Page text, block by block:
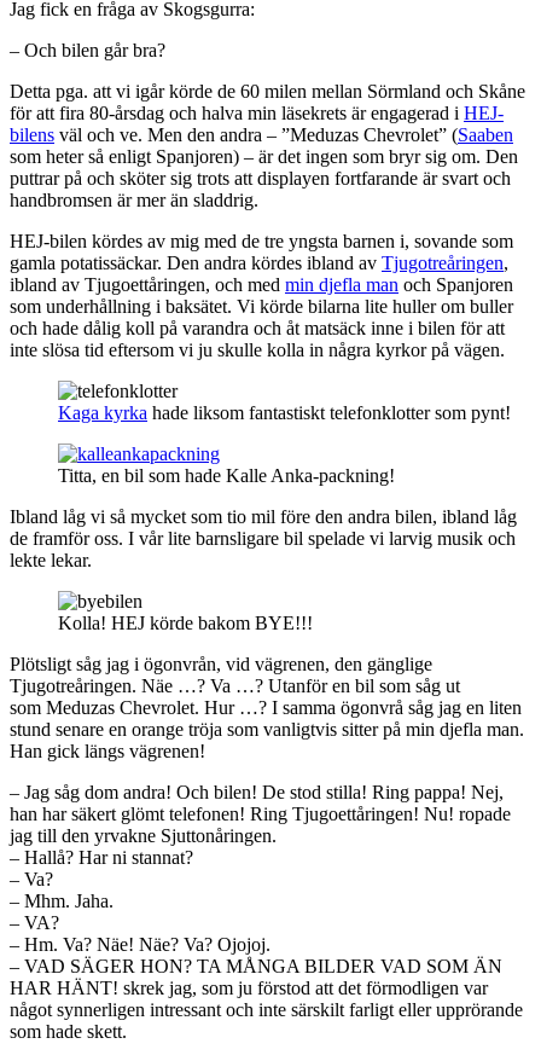
Jag fick en fråga av Skogsgurra:
– Och bilen går bra?
Detta pga. att vi igår körde de 60 milen mellan Sörmland och Skåne
för att fira 80-årsdag och halva min läsekrets är engagerad i HEJ-
bilens väl och ve. Men den andra – ”Meduzas Chevrolet” (Saaben
som heter så enligt Spanjoren) – är det ingen som bryr sig om. Den
puttrar på och sköter sig trots att displayen fortfarande är svart och
handbromsen är mer än sladdrig.
HEJ-bilen kördes av mig med de tre yngsta barnen i, sovande som
gamla potatissäckar. Den andra kördes ibland av Tjugotreåringen,
ibland av Tjugoettåringen, och med min djefla man och Spanjoren
som underhållning i baksätet. Vi körde bilarna lite huller om buller
och hade dålig koll på varandra och åt matsäck inne i bilen för att
inte slösa tid eftersom vi ju skulle kolla in några kyrkor på vägen.
Kaga kyrka hade liksom fantastiskt telefonklotter som pynt!
Titta, en bil som hade Kalle Anka-packning!
Ibland låg vi så mycket som tio mil före den andra bilen, ibland låg
de framför oss. I vår lite barnsligare bil spelade vi larvig musik och
lekte lekar.
Kolla! HEJ körde bakom BYE!!!
Plötsligt såg jag i ögonvrån, vid vägrenen, den gänglige
Tjugotreåringen. Näe …? Va …? Utanför en bil som såg ut
som Meduzas Chevrolet. Hur …? I samma ögonvrå såg jag en liten
stund senare en orange tröja som vanligtvis sitter på min djefla man.
Han gick längs vägrenen!
– Jag såg dom andra! Och bilen! De stod stilla! Ring pappa! Nej,
han har säkert glömt telefonen! Ring Tjugoettåringen! Nu! ropade
jag till den yrvakne Sjuttonåringen.
– Hallå? Har ni stannat?
– Va?
– Mhm. Jaha.
– VA?
– Hm. Va? Näe! Näe? Va? Ojojoj.
– VAD SÄGER HON? TA MÅNGA BILDER VAD SOM ÄN
HAR HÄNT! skrek jag, som ju förstod att det förmodligen var
något synnerligen intressant och inte särskilt farligt eller upprörande
som hade skett.